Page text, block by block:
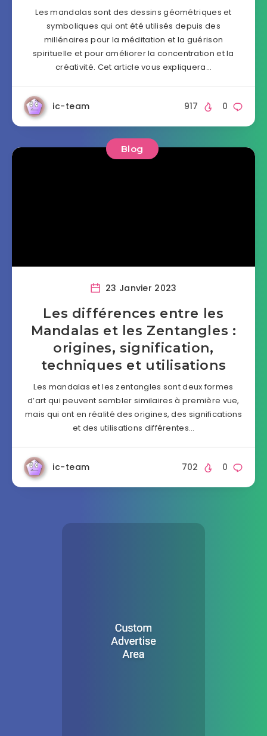
Les mandalas sont des dessins géométriques et
symboliques qui ont été utilisés depuis des
millénaires pour la méditation et la guérison
spirituelle et pour améliorer la concentration et la
créativité. Cet article vous expliquera…
ic-team 0
917
Blog
23 Janvier 2023
Les différences entre les
Mandalas et les Zentangles :
origines, signification,
techniques et utilisations
Les mandalas et les zentangles sont deux formes
d’art qui peuvent sembler similaires à première vue,
mais qui ont en réalité des origines, des significations
et des utilisations différentes…
ic-team 0
702